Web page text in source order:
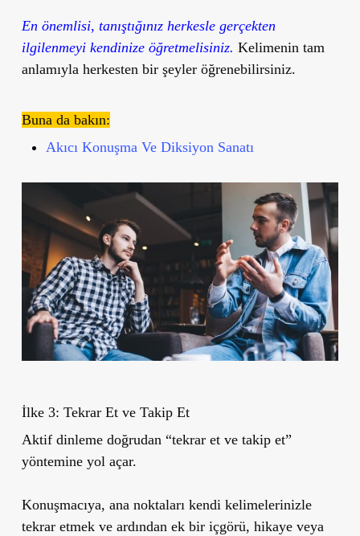
En önemlisi, tanıştığınız herkesle gerçekten
ilgilenmeyi kendinize öğretmelisiniz. Kelimenin tam
anlamıyla herkesten bir şeyler öğrenebilirsiniz.
Buna da bakın:
Akıcı Konuşma Ve Diksiyon Sanatı
İlke 3: Tekrar Et ve Takip Et
Aktif dinleme doğrudan “tekrar et ve takip et”
yöntemine yol açar.
Konuşmacıya, ana noktaları kendi kelimelerinizle
tekrar etmek ve ardından ek bir içgörü, hikaye veya